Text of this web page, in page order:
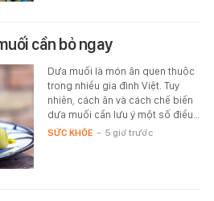
cần bỏ ngay
Dưa muối là món ăn quen thuộc
trong nhiều gia đình Việt. Tuy
nhiên, cách ăn và cách chế biến
dưa muối cần lưu ý một số điều…
SỨC KHỎE - 5 giờ trước